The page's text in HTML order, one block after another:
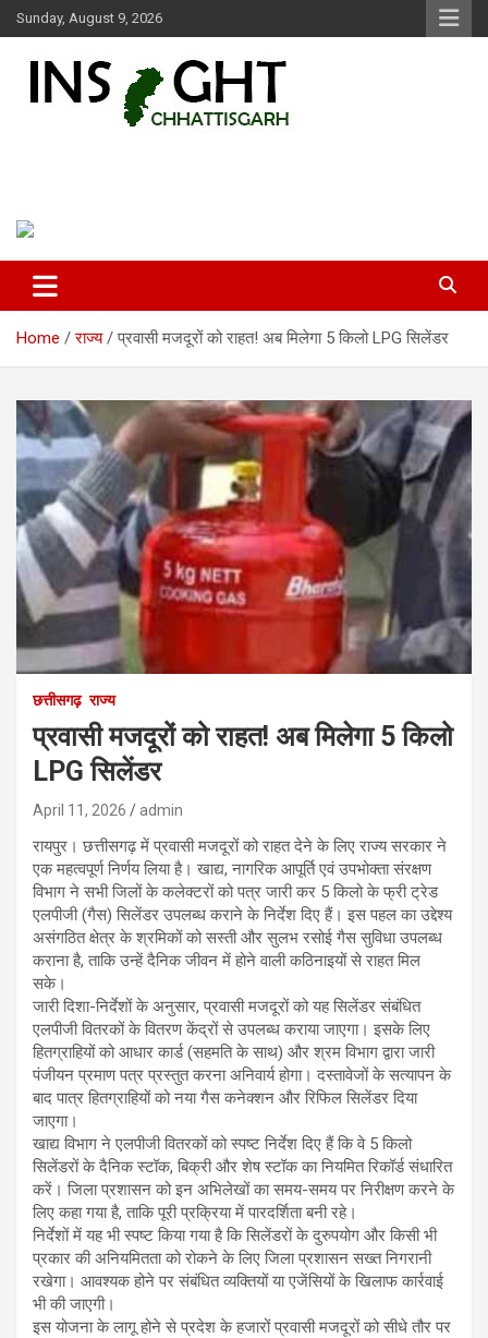
Skip
to
Sunday, August 9, 2026
Home राज्य प्रवासी मजदूरों को राहत! अब मिलेगा 5 किलो LPG सिलेंडर
छत्तीसगढ़ राज्य
प्रवासी मजदूरों को राहत! अब मिलेगा 5 किलो
LPG सिलेंडर
April 11, 2026 admin
रायपुर। छत्तीसगढ़ में प्रवासी मजदूरों को राहत देने के लिए राज्य सरकार ने
एक महत्वपूर्ण निर्णय लिया है। खाद्य, नागरिक आपूर्ति एवं उपभोक्ता संरक्षण
विभाग ने सभी जिलों के कलेक्टरों को पत्र जारी कर 5 किलो के फ्री ट्रेड
एलपीजी (गैस) सिलेंडर उपलब्ध कराने के निर्देश दिए हैं। इस पहल का उद्देश्य
असंगठित क्षेत्र के श्रमिकों को सस्ती और सुलभ रसोई गैस सुविधा उपलब्ध
कराना है, ताकि उन्हें दैनिक जीवन में होने वाली कठिनाइयों से राहत मिल
सके।
जारी दिशा-निर्देशों के अनुसार, प्रवासी मजदूरों को यह सिलेंडर संबंधित
एलपीजी वितरकों के वितरण केंद्रों से उपलब्ध कराया जाएगा। इसके लिए
हितग्राहियों को आधार कार्ड (सहमति के साथ) और श्रम विभाग द्वारा जारी
पंजीयन प्रमाण पत्र प्रस्तुत करना अनिवार्य होगा। दस्तावेजों के सत्यापन के
बाद पात्र हितग्राहियों को नया गैस कनेक्शन और रिफिल सिलेंडर दिया
जाएगा।
खाद्य विभाग ने एलपीजी वितरकों को स्पष्ट निर्देश दिए हैं कि वे 5 किलो
सिलेंडरों के दैनिक स्टॉक, बिक्री और शेष स्टॉक का नियमित रिकॉर्ड संधारित
करें। जिला प्रशासन को इन अभिलेखों का समय-समय पर निरीक्षण करने के
लिए कहा गया है, ताकि पूरी प्रक्रिया में पारदर्शिता बनी रहे।
निर्देशों में यह भी स्पष्ट किया गया है कि सिलेंडरों के दुरुपयोग और किसी भी
प्रकार की अनियमितता को रोकने के लिए जिला प्रशासन सख्त निगरानी
रखेगा। आवश्यक होने पर संबंधित व्यक्तियों या एजेंसियों के खिलाफ कार्रवाई
भी की जाएगी।
इस योजना के लागू होने से प्रदेश के हजारों प्रवासी मजदूरों को सीधे तौर पर